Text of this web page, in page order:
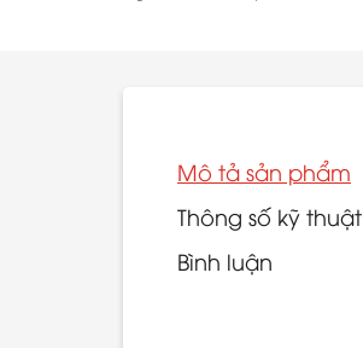
Mô tả sản phẩm
Thông số kỹ thuật
Bình luận